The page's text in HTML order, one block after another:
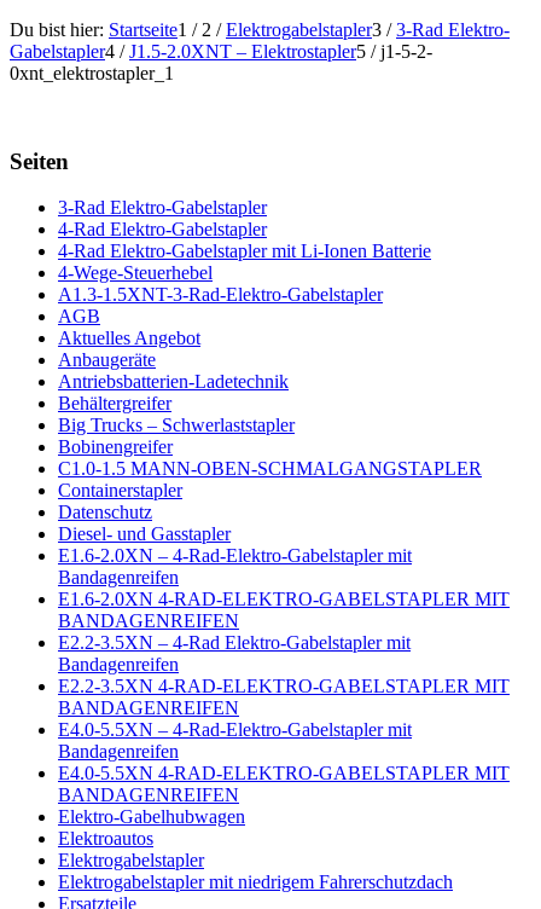
Du bist hier: Startseite1 / 2 / Elektrogabelstapler3 / 3-Rad Elektro-
Gabelstapler4 / J1.5-2.0XNT – Elektrostapler5 / j1-5-2-
0xnt_elektrostapler_1
Seiten
3-Rad Elektro-Gabelstapler
4-Rad Elektro-Gabelstapler
4-Rad Elektro-Gabelstapler mit Li-Ionen Batterie
4-Wege-Steuerhebel
A1.3-1.5XNT-3-Rad-Elektro-Gabelstapler
AGB
Aktuelles Angebot
Anbaugeräte
Antriebsbatterien-Ladetechnik
Behältergreifer
Big Trucks – Schwerlaststapler
Bobinengreifer
C1.0-1.5 MANN-OBEN-SCHMALGANGSTAPLER
Containerstapler
Datenschutz
Diesel- und Gasstapler
E1.6-2.0XN – 4-Rad-Elektro-Gabelstapler mit
Bandagenreifen
E1.6-2.0XN 4-RAD-ELEKTRO-GABELSTAPLER MIT
BANDAGENREIFEN
E2.2-3.5XN – 4-Rad Elektro-Gabelstapler mit
Bandagenreifen
E2.2-3.5XN 4-RAD-ELEKTRO-GABELSTAPLER MIT
BANDAGENREIFEN
E4.0-5.5XN – 4-Rad-Elektro-Gabelstapler mit
Bandagenreifen
E4.0-5.5XN 4-RAD-ELEKTRO-GABELSTAPLER MIT
BANDAGENREIFEN
Elektro-Gabelhubwagen
Elektroautos
Elektrogabelstapler
Elektrogabelstapler mit niedrigem Fahrerschutzdach
Ersatzteile